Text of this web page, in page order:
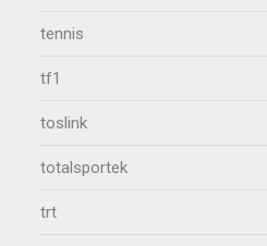
tennis
tf1
toslink
totalsportek
trt